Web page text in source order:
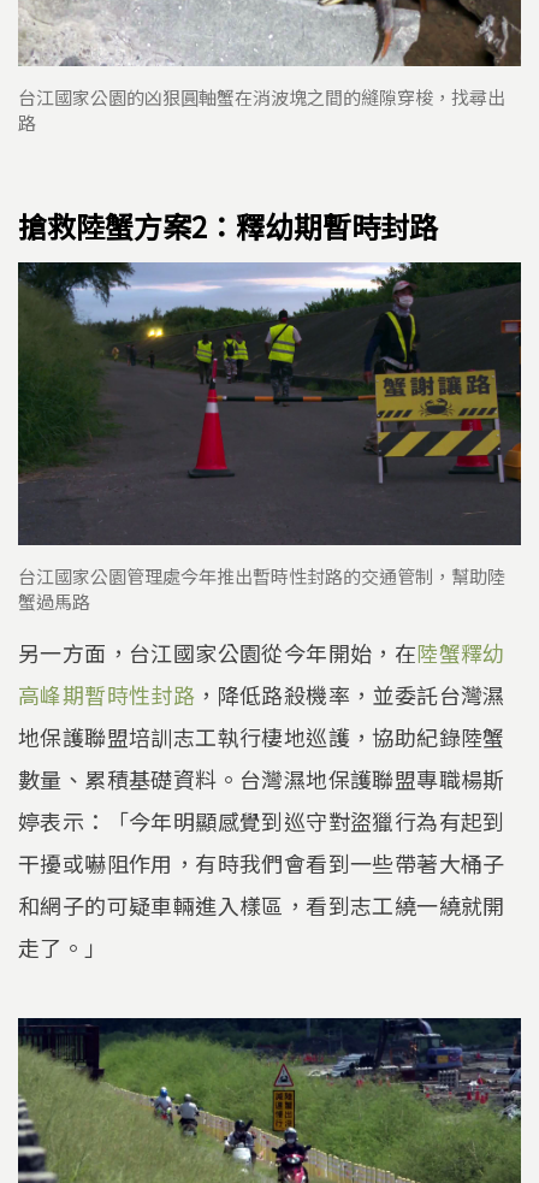
台江國家公園的凶狠圓軸蟹在消波塊之間的縫隙穿梭，找尋出
路
搶救陸蟹方案2：釋幼期暫時封路
台江國家公園管理處今年推出暫時性封路的交通管制，幫助陸
蟹過馬路
另一方面，台江國家公園從今年開始，在陸蟹釋幼
高峰期暫時性封路 ，降低路殺機率，並委託台灣濕
地保護聯盟培訓志工執行棲地巡護，協助紀錄陸蟹
數量、累積基礎資料。台灣濕地保護聯盟專職楊斯
婷表示：「今年明顯感覺到巡守對盜獵行為有起到
干擾或嚇阻作用，有時我們會看到一些帶著大桶子
和網子的可疑車輛進入樣區，看到志工繞一繞就開
走了。」